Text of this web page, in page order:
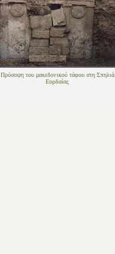
Πρόσοψη του μακεδονικού τάφου στη Σπηλιά
Εορδαίας